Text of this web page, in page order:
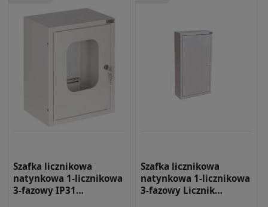
Szafka licznikowa
natynkowa 1-licznikowa
3-fazowy IP31
Szafka licznikowa
natynkowa 1-licznikowa
3-fazowy Licznik